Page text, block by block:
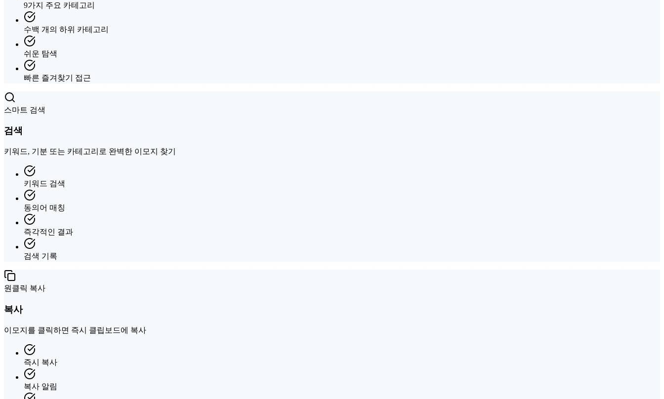
9가지 주요 카테고리
수백 개의 하위 카테고리
쉬운 탐색
빠른 즐겨찾기 접근
스마트 검색
검색
키워드, 기분 또는 카테고리로 완벽한 이모지 찾기
키워드 검색
동의어 매칭
즉각적인 결과
검색 기록
원클릭 복사
복사
이모지를 클릭하면 즉시 클립보드에 복사
즉시 복사
복사 알림